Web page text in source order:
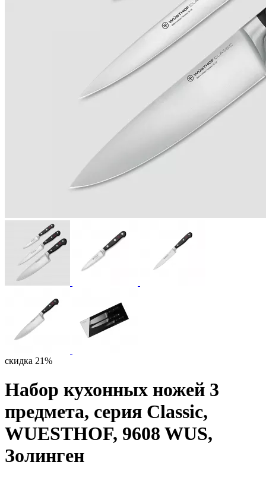
скидка 21%
Набор кухонных ножей 3
предмета, серия Classic,
WUESTHOF, 9608 WUS,
Золинген